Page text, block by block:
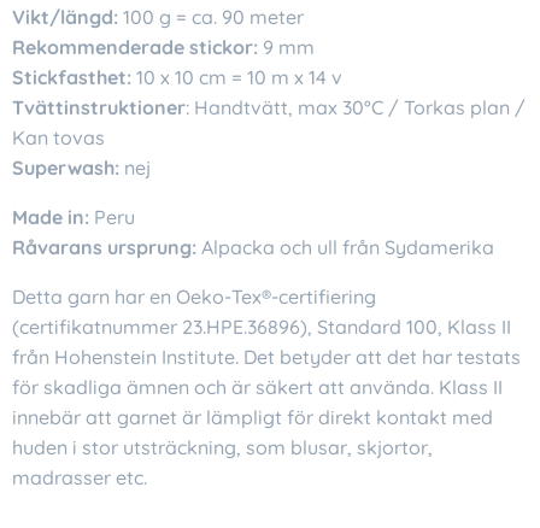
Vikt/längd: 100 g = ca. 90 meter
Rekommenderade stickor: 9 mm
Stickfasthet: 10 x 10 cm = 10 m x 14 v
Tvättinstruktioner: Handtvätt, max 30°C / Torkas plan /
Kan tovas
Superwash: nej
Made in: Peru
Råvarans ursprung: Alpacka och ull från Sydamerika
Detta garn har en Oeko-Tex®-certifiering
(certifikatnummer 23.HPE.36896), Standard 100, Klass II
från Hohenstein Institute. Det betyder att det har testats
för skadliga ämnen och är säkert att använda. Klass II
innebär att garnet är lämpligt för direkt kontakt med
huden i stor utsträckning, som blusar, skjortor,
madrasser etc.